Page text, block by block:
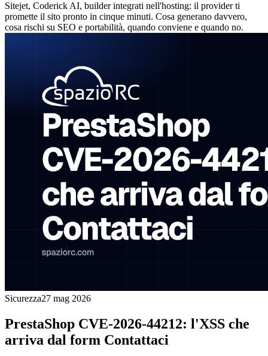
Sitejet, Coderick AI, builder integrati nell'hosting: il provider ti
promette il sito pronto in cinque minuti. Cosa generano davvero,
cosa rischi su SEO e portabilità, quando conviene e quando no.
Sicurezza27 mag 2026
PrestaShop CVE-2026-44212: l'XSS che
arriva dal form Contattaci